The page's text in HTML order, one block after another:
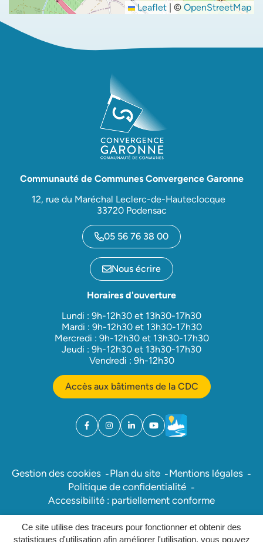
Ce site utilise des traceurs pour fonctionner et obtenir des
statistiques d'utilisation afin améliorer l'utilisation, vous pouvez
Leaflet | © OpenStreetMap
Communauté de Communes Convergence Garonne
12, rue du Maréchal Leclerc-de-Hauteclocque
33720 Podensac
05 56 76 38 00
Nous écrire
Horaires d'ouverture
Lundi : 9h-12h30 et 13h30-17h30
Mardi : 9h-12h30 et 13h30-17h30
Mercredi : 9h-12h30 et 13h30-17h30
Jeudi : 9h-12h30 et 13h30-17h30
Vendredi : 9h-12h30
Accès aux bâtiments de la CDC
Facebook
(ouverture dans un nouvel onglet)
Instagram
(ouverture dans un nouvel onglet)
Linkedin
(ouverture dans un nouvel onglet)
YouTube
(ouverture dans un nouvel
Météo
(ouverture dans un
Gestion des cookies Plan du site
Mentions légales
Politique de confidentialité
Accessibilité : partiellement conforme
Site réalisé parInovagora (ouverture dans un